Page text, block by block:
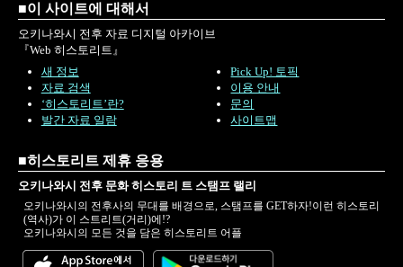
■이 사이트에 대해서
오키나와시 전후 자료 디지털 아카이브
『Web 히스토리트』
새 정보
자료 검색
‘히스토리트’란?
발간 자료 일람
Pick Up! 토픽
이용 안내
문의
사이트맵
■히스토리트 제휴 응용
오키나와시 전후 문화 히스토리 트 스탬프 랠리
오키나와시의 전후사의 무대를 배경으로, 스탬프를 GET하자!이런 히스토리
(역사)가 이 스트리트(거리)에!?
오키나와시의 모든 것을 담은 히스토리트 어플